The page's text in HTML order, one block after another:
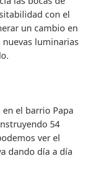
con el
un cambio en
luminarias
el barrio Papa
54
ver el
dando día a día